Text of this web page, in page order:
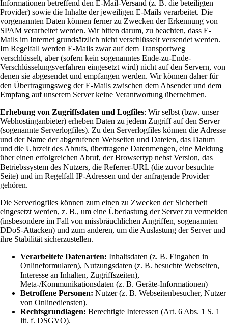
Informationen betreffend den E-Mail-Versand (z. B. die beteiligten
Provider) sowie die Inhalte der jeweiligen E-Mails verarbeitet. Die
vorgenannten Daten können ferner zu Zwecken der Erkennung von
SPAM verarbeitet werden. Wir bitten darum, zu beachten, dass E-
Mails im Internet grundsätzlich nicht verschlüsselt versendet werden.
Im Regelfall werden E-Mails zwar auf dem Transportweg
verschlüsselt, aber (sofern kein sogenanntes Ende-zu-Ende-
Verschlüsselungsverfahren eingesetzt wird) nicht auf den Servern, von
denen sie abgesendet und empfangen werden. Wir können daher für
den Übertragungsweg der E-Mails zwischen dem Absender und dem
Empfang auf unserem Server keine Verantwortung übernehmen.
Erhebung von Zugriffsdaten und Logfiles: Wir selbst (bzw. unser
Webhostinganbieter) erheben Daten zu jedem Zugriff auf den Server
(sogenannte Serverlogfiles). Zu den Serverlogfiles können die Adresse
und der Name der abgerufenen Webseiten und Dateien, das Datum
und die Uhrzeit des Abrufs, übertragene Datenmengen, eine Meldung
über einen erfolgreichen Abruf, der Browsertyp nebst Version, das
Betriebssystem des Nutzers, die Referrer-URL (die zuvor besuchte
Seite) und im Regelfall IP-Adressen und der anfragende Provider
gehören.
Die Serverlogfiles können zum einen zu Zwecken der Sicherheit
eingesetzt werden, z. B., um eine Überlastung der Server zu vermeiden
(insbesondere im Fall von missbräuchlichen Angriffen, sogenannten
DDoS-Attacken) und zum anderen, um die Auslastung der Server und
ihre Stabilität sicherzustellen.
Verarbeitete Datenarten: Inhaltsdaten (z. B. Eingaben in
Onlineformularen), Nutzungsdaten (z. B. besuchte Webseiten,
Interesse an Inhalten, Zugriffszeiten),
Meta-/Kommunikationsdaten (z. B. Geräte-Informationen)
Betroffene Personen: Nutzer (z. B. Webseitenbesucher, Nutzer
von Onlinediensten).
Rechtsgrundlagen: Berechtigte Interessen (Art. 6 Abs. 1 S. 1
lit. f. DSGVO).